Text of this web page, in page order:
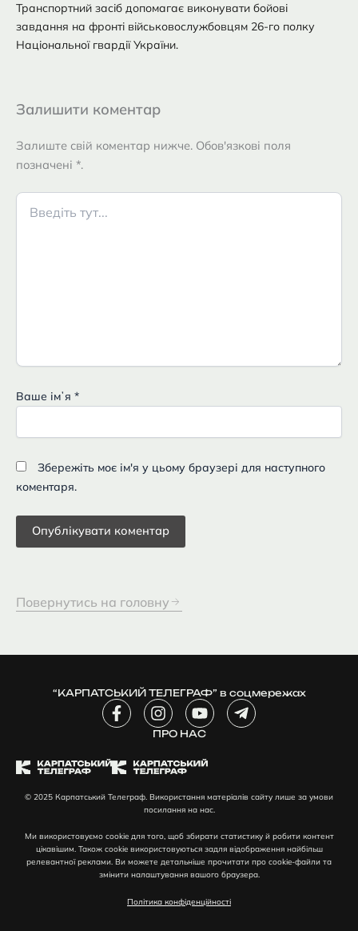
Транспортний засіб допомагає виконувати бойові
завдання на фронті військовослужбовцям 26-го полку
Національної гвардії України.
Залишити коментар
Залиште свій коментар нижче. Обов'язкові поля
позначені *.
Введіть
тут...
Ваше імʼя *
Збережіть моє ім'я у цьому браузері для наступного
коментаря.
Повернутись на головну
“КАРПАТСЬКИЙ ТЕЛЕГРАФ” в соцмережах
F
a
b
o
-
f
I
n
s
a
r
a
m
Y
o
u
u
e
T
e
a
-
p
l
a
ПРО НАС
© 2025 Карпатський Телеграф. Використання матеріалів сайту лише за умови
посилання на нас.
Ми використовуємо cookie для того, щоб збирати статистику й робити контент
цікавішим. Також cookie використовуються задля відображення найбільш
релевантної реклами. Ви можете детальніше прочитати про cookie-файли та
змінити налаштування вашого браузера.
Політика конфіденційності